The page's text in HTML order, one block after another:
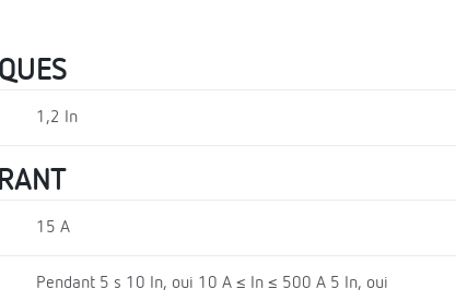
1,2 In
15 A
Pendant 5 s 10 In, oui 10 A ≤ In ≤ 500 A 5 In, oui